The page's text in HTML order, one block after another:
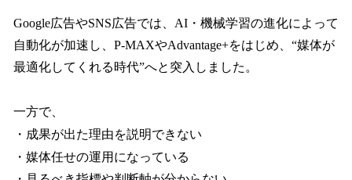
Google広告やSNS広告では、AI・機械学習の進化によって
自動化が加速し、P-MAXやAdvantage+をはじめ、“媒体が
最適化してくれる時代”へと突入しました。
一方で、
・成果が出た理由を説明できない
・媒体任せの運用になっている